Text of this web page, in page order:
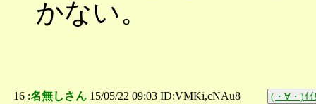
かない。
16 :名無しさん 15/05/22 09:03 ID:VMKi,cNAu8 (・∀・)ｲ